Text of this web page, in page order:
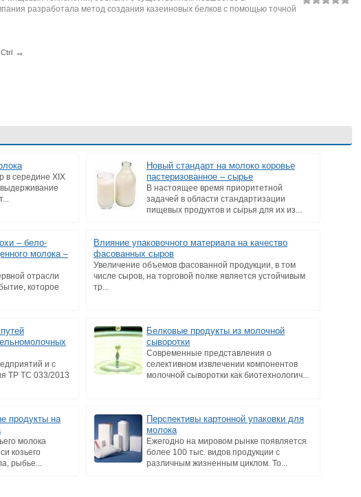
разработала метод создания казеиновых белков с помощью точной
Ctrl →
в середине XIX
Новый стандарт на молоко коровье
пастеризованное – сырье
В настоящее время приоритетной
задачей в области стандартизации
пищевых продуктов и сырья для их из...
– бело-
молока –
отрасли
которое
Влияние упаковочного материала на качество
фасованных сыров
Увеличение объемов фасованной продукции, в том
числе сыров, на торговой полке является устойчивым
тр...
и с
ТР ТС 033/2013
Белковые продукты из молочной
сыворотки
Современные представления о
селективном извлечении компонентов
молочной сыворотки как биотехнологич...
продукты на
молока
козьего
рыбье...
Перспективы картонной упаковки для
молока
Ежегодно на мировом рынке появляется
более 100 тыс. видов продукции с
различным жизненным циклом. То...